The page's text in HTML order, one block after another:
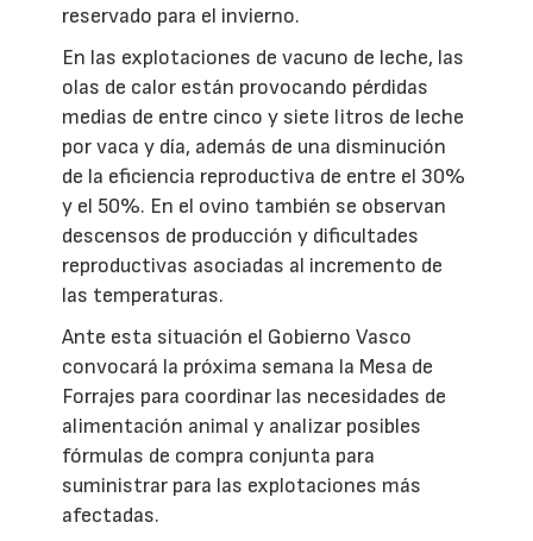
reservado para el invierno.
En las explotaciones de vacuno de leche, las
olas de calor están provocando pérdidas
medias de entre cinco y siete litros de leche
por vaca y día, además de una disminución
de la eficiencia reproductiva de entre el 30%
y el 50%. En el ovino también se observan
descensos de producción y dificultades
reproductivas asociadas al incremento de
las temperaturas.
Ante esta situación el Gobierno Vasco
convocará la próxima semana la Mesa de
Forrajes para coordinar las necesidades de
alimentación animal y analizar posibles
fórmulas de compra conjunta para
suministrar para las explotaciones más
afectadas.